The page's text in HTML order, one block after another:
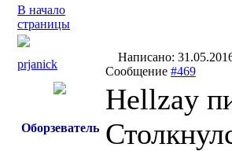
В начало
страницы
prjanick
Написано:
Сообщение #469
Оборзеватель
Hellzay